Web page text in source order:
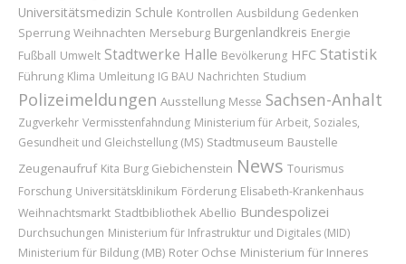
Universitätsmedizin Schule Kontrollen Ausbildung Gedenken
Sperrung Weihnachten Merseburg Burgenlandkreis Energie
Fußball Umwelt Stadtwerke Halle Bevölkerung HFC Statistik
Führung Klima Umleitung IG BAU Nachrichten Studium
Polizeimeldungen Ausstellung Messe Sachsen-Anhalt
Zugverkehr Vermisstenfahndung Ministerium für Arbeit, Soziales,
Gesundheit und Gleichstellung (MS) Stadtmuseum Baustelle
Zeugenaufruf Kita Burg Giebichenstein News Tourismus
Forschung Universitätsklinikum Förderung Elisabeth-Krankenhaus
Weihnachtsmarkt Stadtbibliothek Abellio Bundespolizei
Durchsuchungen Ministerium für Infrastruktur und Digitales (MID)
Ministerium für Bildung (MB) Roter Ochse Ministerium für Inneres